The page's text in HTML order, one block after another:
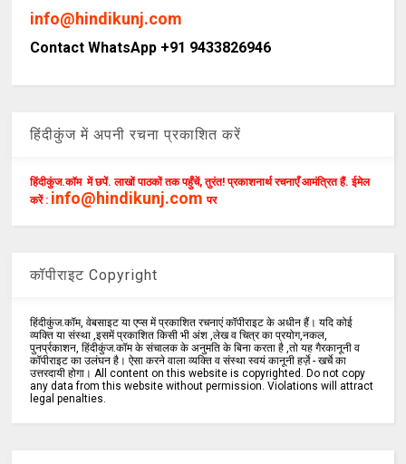
info@hindikunj.com
Contact WhatsApp +91 9433826946
हिंदीकुंज में अपनी रचना प्रकाशित करें
हिंदीकुंज.कॉम में छपें. लाखों पाठकों तक पहुँचें, तुरंत! प्रकाशनार्थ रचनाएँ आमंत्रित हैं. ईमेल
करें : info@hindikunj.com पर
कॉपीराइट Copyright
हिंदीकुंज.कॉम, वेबसाइट या एप्स में प्रकाशित रचनाएं कॉपीराइट के अधीन हैं। यदि कोई
व्यक्ति या संस्था ,इसमें प्रकाशित किसी भी अंश ,लेख व चित्र का प्रयोग,नकल,
पुनर्प्रकाशन, हिंदीकुंज.कॉम के संचालक के अनुमति के बिना करता है ,तो यह गैरकानूनी व
कॉपीराइट का उलंघन है। ऐसा करने वाला व्यक्ति व संस्था स्वयं कानूनी हर्ज़े - खर्चे का
उत्तरदायी होगा। All content on this website is copyrighted. Do not copy
any data from this website without permission. Violations will attract
legal penalties.